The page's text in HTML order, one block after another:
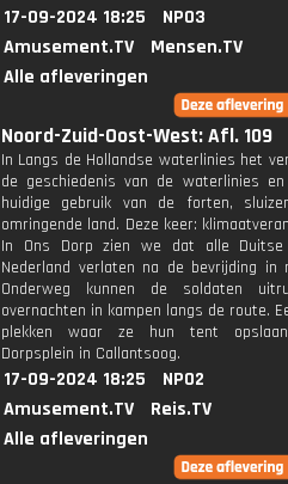
17-09-2024 18:25
NPO3
Amusement.TV
Mensen.TV
Alle afleveringen
Noord-Zuid-Oost-West: Afl. 109
In Langs de Hollandse waterlinies het
de geschiedenis van de waterlinies
huidige gebruik van de forten,
omringende land. Deze keer:
In Ons Dorp zien we dat alle Duitse
Nederland verlaten na de bevrijding in
Onderweg kunnen de soldaten
overnachten in kampen langs de route.
plekken waar ze hun tent
Dorpsplein in Callantsoog.
17-09-2024 18:25
NPO2
Amusement.TV
Reis.TV
Alle afleveringen